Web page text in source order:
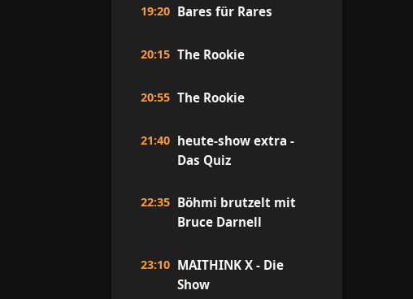
19:20 Bares für Rares
20:15 The Rookie
20:55 The Rookie
21:40 heute-show extra -
Das Quiz
22:35 Böhmi brutzelt mit
Bruce Darnell
23:10 MAITHINK X - Die
Show